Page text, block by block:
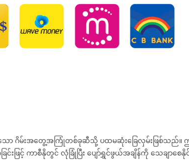
သော ဂိမ်းအတွေ့အကြုံတစ်ခုဆီသို့ ပထမဆုံးခြေလှမ်းဖြစ်သည်။
ဖြင့် ကာစီနိုတွင် လုံခြုံပြီး ပျော်ရွှင်ဖွယ်အချိန်ကို သေချာစေနို